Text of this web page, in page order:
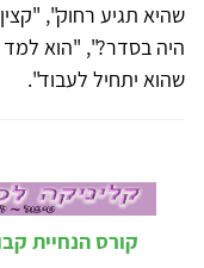
שהיא תגיע רחוק",
היה בסדר?", "הוא למד
שהוא יתחיל לעבוד".
קורס הנחיית